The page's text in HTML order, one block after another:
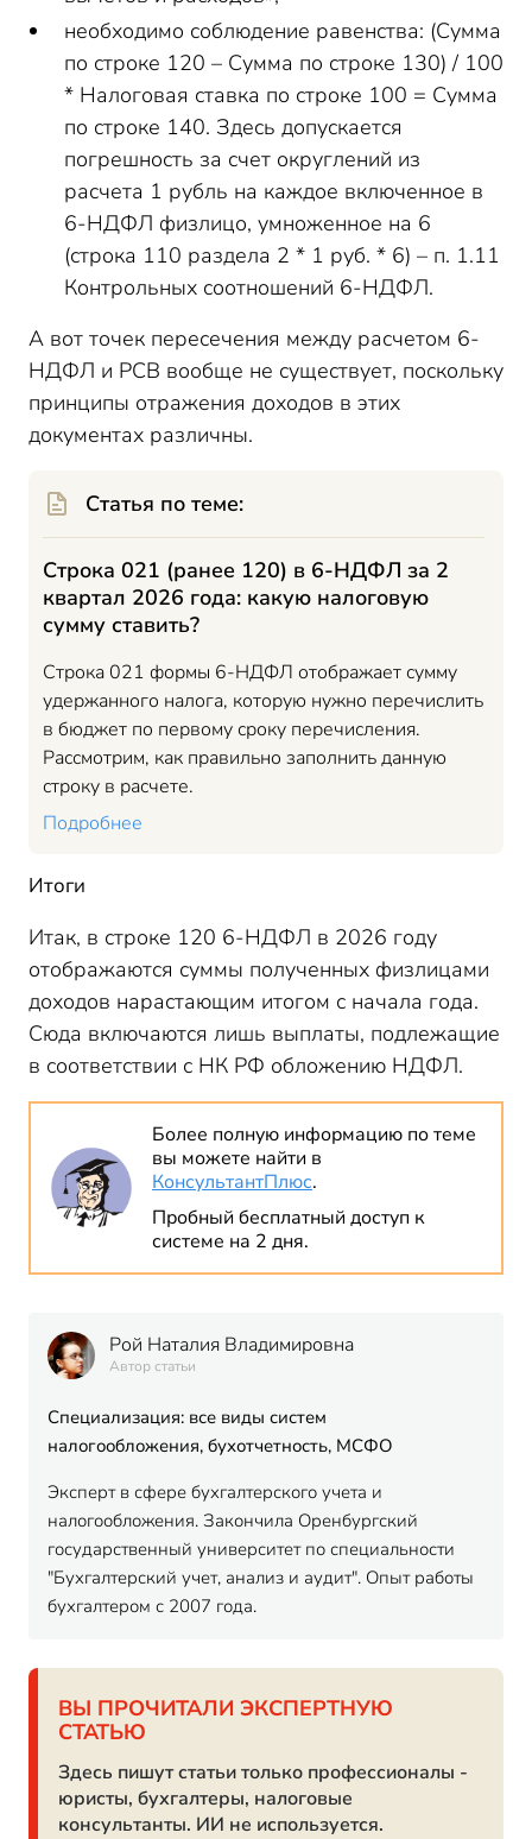
необходимо соблюдение равенства: (Сумма
по строке 120 – Сумма по строке 130) / 100
* Налоговая ставка по строке 100 = Сумма
по строке 140. Здесь допускается
погрешность за счет округлений из
расчета 1 рубль на каждое включенное в
6-НДФЛ физлицо, умноженное на 6
(строка 110 раздела 2 * 1 руб. * 6) – п. 1.11
Контрольных соотношений 6-НДФЛ.
А вот точек пересечения между расчетом 6-
НДФЛ и РСВ вообще не существует, поскольку
принципы отражения доходов в этих
документах различны.
Статья по теме:
Строка 021 (ранее 120) в 6-НДФЛ за 2
квартал 2026 года: какую налоговую
сумму ставить?
Строка 021 формы 6-НДФЛ отображает сумму
удержанного налога, которую нужно перечислить
в бюджет по первому сроку перечисления.
Рассмотрим, как правильно заполнить данную
строку в расчете.
Подробнее
Итоги
Итак, в строке 120 6-НДФЛ в 2026 году
отображаются суммы полученных физлицами
доходов нарастающим итогом с начала года.
Сюда включаются лишь выплаты, подлежащие
в соответствии с НК РФ обложению НДФЛ.
Более полную информацию по теме
вы можете найти в
КонсультантПлюс.
Пробный бесплатный доступ к
системе на 2 дня.
Рой Наталия Владимировна
Автор статьи
Специализация: все виды систем
налогообложения, бухотчетность, МСФО
Эксперт в сфере бухгалтерского учета и
налогообложения. Закончила Оренбургский
государственный университет по специальности
"Бухгалтерский учет, анализ и аудит". Опыт работы
бухгалтером с 2007 года.
ВЫ ПРОЧИТАЛИ ЭКСПЕРТНУЮ
СТАТЬЮ
Здесь пишут статьи только профессионалы -
юристы, бухгалтеры, налоговые
консультанты. ИИ не используется.